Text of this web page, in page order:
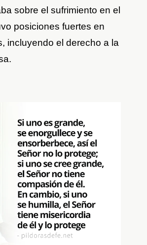
sobre el sufrimiento en el
posiciones fuertes en
incluyendo el derecho a la